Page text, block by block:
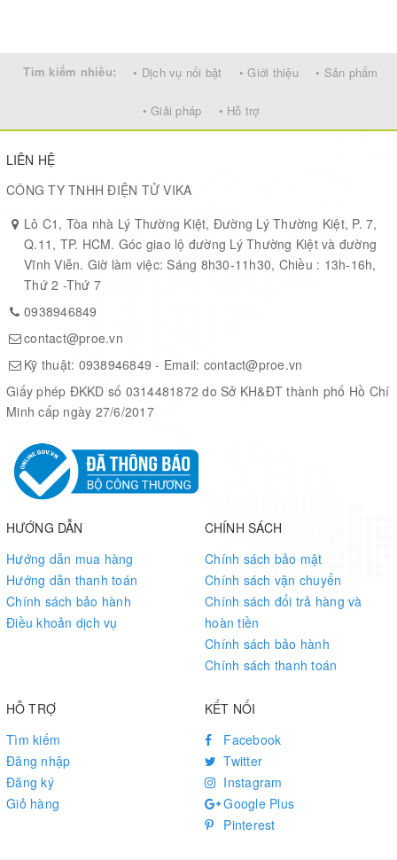
Logistics and Supply Chain Management
Interfaces:
2 x Digital Input (bi-direction)
2 x Digital Output
2 x Relay Output (5A@250VAC / 30VDC)
2 x 0~20mA Analog Input (res:0.01mA)
Power Input 0~24V
Datasheet
User Manual
LT-22222-L-XXXXX
XXXX:
EU433: Default frequency band EU433
CN470: Default frequency band CN470
EU868: Default frequency band EU868
KR920: Default frequency band KR920
AS923: Default frequency band AS923
AU915: Default frequency band AU915
US915: Default frequency band US915
Tìm kiếm nhiều: • Dịch vụ nổi bật • Giới thiệu • Sản phẩm
• Giải pháp • Hỗ trợ
LIÊN HỆ
CÔNG TY TNHH ĐIỆN TỬ VIKA
Lô C1, Tòa nhà Lý Thường Kiệt, Đường Lý Thường Kiệt, P. 7,
Q.11, TP. HCM. Góc giao lộ đường Lý Thường Kiệt và đường
Vĩnh Viễn. Giờ làm việc: Sáng 8h30-11h30, Chiều : 13h-16h,
Thứ 2 -Thứ 7
0938946849
contact@proe.vn
Kỹ thuật: 0938946849 - Email: contact@proe.vn
Giấy phép ĐKKD số 0314481872 do Sở KH&ĐT thành phố Hồ Chí
Minh cấp ngày 27/6/2017
HƯỚNG DẪN
Hướng dẫn mua hàng
Hướng dẫn thanh toán
Chính sách bảo hành
Điều khoản dịch vụ
CHÍNH SÁCH
Chính sách bảo mật
Chính sách vận chuyển
Chính sách đổi trả hàng và
hoàn tiền
Chính sách bảo hành
Chính sách thanh toán
HỖ TRỢ
Tìm kiếm
Đăng nhập
Đăng ký
Giỏ hàng
KẾT NỐI
Facebook
Twitter
Instagram
Google Plus
Pinterest